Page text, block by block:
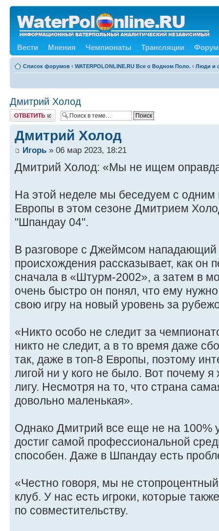
Вести Мнения Чемпионаты Трансляции Форум
Список форумов ‹ WATERPOLONLINE.RU Все о Водном Поло. ‹ Люди и
Дмитрий Холод
Ответить
Дмитрий Холод
Игорь » 06 мар 2023, 18:21
Дмитрий Холод: «Мы не ищем
На этой неделе мы беседуем с одним
Европы в этом сезоне Дмитрием
"Шпандау 04".
В разговоре с Джеймсом нападающий
происхождения рассказывает, как он
сначала в «Штурм-2002», а затем в
очень быстро он понял, что ему
свою игру на новый уровень за
«Никто особо не следит за
никто не следит, а в то время даже
так, даже в топ-8 Европы, поэтому
лигой ни у кого не было. Вот почему я
лигу. Несмотря на то, что страна
довольно маленькая».
Однако Дмитрий все еще не на 100%
достиг самой профессиональной
способен. Даже в Шпандау есть
«Честно говоря, мы не
клуб. У нас есть игроки, которые
по совместительству.